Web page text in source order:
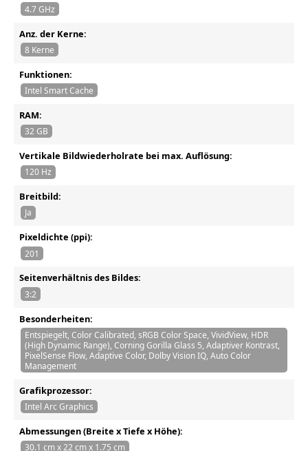
4.7 GHz
Anz. der Kerne:
8 Kerne
Funktionen:
Intel Smart Cache
RAM:
32 GB
Vertikale Bildwiederholrate bei max. Auflösung:
120 Hz
Breitbild:
Ja
Pixeldichte (ppi):
201
Seitenverhältnis des Bildes:
3:2
Besonderheiten:
Entspiegelt, Color Calibrated, sRGB Color Space, VividView, HDR
(High Dynamic Range), Corning Gorilla Glass 5, Adaptiver Kontrast,
PixelSense Flow, Adaptive Color, Dolby Vision IQ, Auto Color
Management
Grafikprozessor:
Intel Arc Graphics
Abmessungen (Breite x Tiefe x Höhe):
30.1 cm x 22 cm x 1.75 cm